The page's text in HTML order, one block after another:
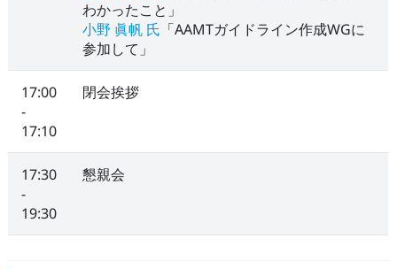
わかったこと」
小野 眞帆 氏 「AAMTガイドライン作成WGに
参加して」
17:00
-
17:10
閉会挨拶
17:30
-
19:30
懇親会